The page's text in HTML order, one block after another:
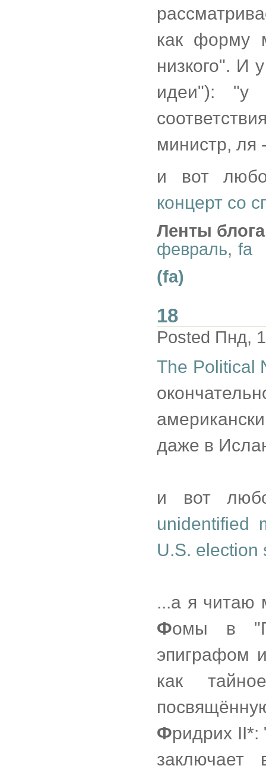
как форму
низкого". И
идеи"): "у
министр, ля
и вот
концерт со
Ленты
февраль, fa
(fa)
18
Posted Пнд,
The Political
даже в
и вот
unidentified
U.S. election
...а я читаю
Фомы в
эпиграфом
как
Фридрих II*:
заключает